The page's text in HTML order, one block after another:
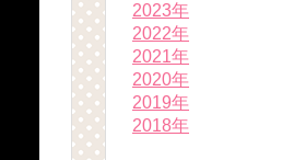
2023年
2022年
2021年
2020年
2019年
2018年